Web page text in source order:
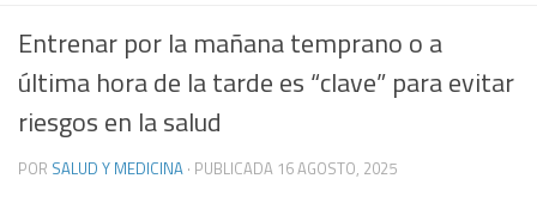
Entrenar por la mañana temprano o a
última hora de la tarde es “clave” para evitar
riesgos en la salud
POR SALUD Y MEDICINA · PUBLICADA 16 AGOSTO, 2025